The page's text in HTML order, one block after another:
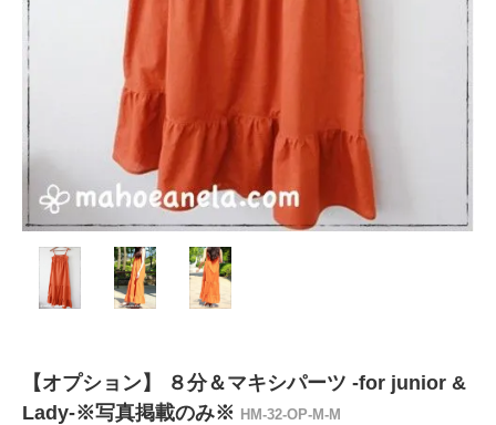
【オプション】 ８分＆マキシパーツ -for junior &
Lady-※写真掲載のみ※ HM-32-OP-M-M